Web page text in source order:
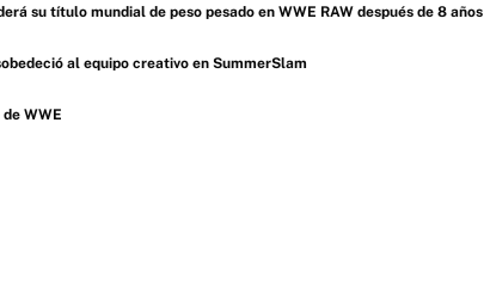
su título mundial de peso pesado en WWE RAW después de 8 años
al equipo creativo en SummerSlam
WWE